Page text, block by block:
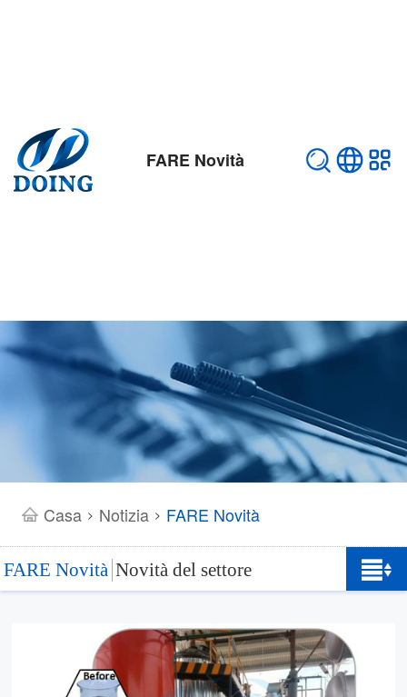
FARE Novità
Casa > Notizia > FARE Novità
FARE Novità Novità del settore